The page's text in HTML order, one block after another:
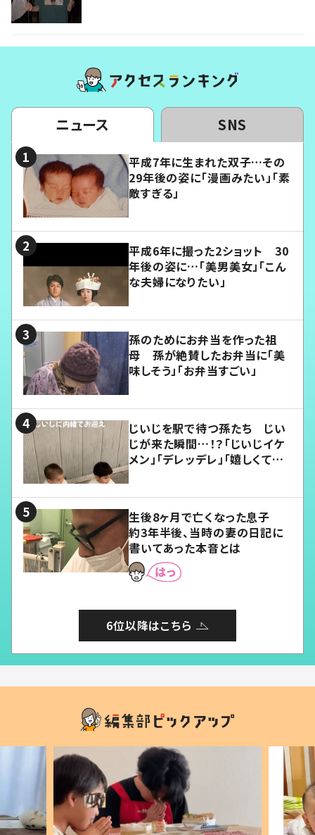
ニュース SNS
平成7年に生まれた双子…その
29年後の姿に「漫画みたい」「素
敵すぎる」
平成6年に撮った2ショット 30
年後の姿に…「美男美女」「こん
な夫婦になりたい」
孫のためにお弁当を作った祖
母 孫が絶賛したお弁当に「美
味しそう」「お弁当すごい」
じいじを駅で待つ孫たち じい
じが来た瞬間…！？「じいじイケ
メン」「デレッデレ」「嬉しくて可
生後8ヶ月で亡くなった息子
約3年半後、当時の妻の日記に
書いてあった本音とは
6位以降はこちら